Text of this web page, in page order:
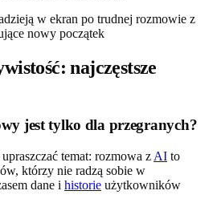
najczęstsze
jest tylko dla przegranych?
temat: rozmowa z AI to
którzy nie radzą sobie w
dane i historie użytkowników